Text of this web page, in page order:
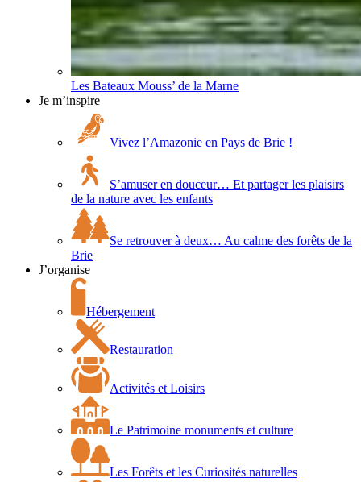
Les Bateaux Mouss’ de la Marne
Je m’inspire
Vivez l’Amazonie en Pays de Brie !
S’amuser en douceur… Et partager les plaisirs
de la nature avec les enfants
Se retrouver à deux… Au calme des forêts de la
Brie
J’organise
Hébergement
Restauration
Activités et Loisirs
Le Patrimoine monuments et culture
Les Forêts et les Curiosités naturelles